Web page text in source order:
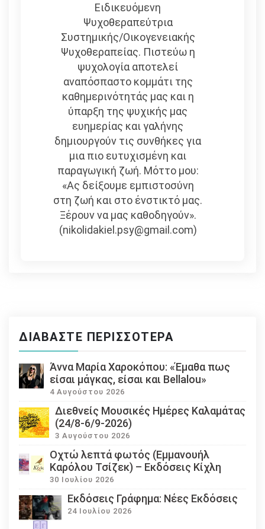
Eιδικευόμενη
Ψυχοθεραπεύτρια
Συστημικής/Οικογενειακής
Ψυχοθεραπείας. Πιστεύω η
ψυχολογία αποτελεί
αναπόσπαστο κομμάτι της
καθημερινότητάς μας και η
ύπαρξη της ψυχικής μας
ευημερίας και γαλήνης
δημιουργούν τις συνθήκες για
μια πιο ευτυχισμένη και
παραγωγική ζωή. Μόττο μου:
«Ας δείξουμε εμπιστοσύνη
στη ζωή και στο ένστικτό μας.
Ξέρουν να μας καθοδηγούν».
(nikolidakiel.psy@gmail.com)
ΔΙΑΒΆΣΤΕ ΠΕΡΙΣΣΌΤΕΡΑ
Άννα Μαρία Χαροκόπου: «Έμαθα πως
είσαι μάγκας, είσαι και Bellalou»
4 Αυγούστου 2026
Διεθνείς Μουσικές Ημέρες Καλαμάτας
(24/8-6/9-2026)
3 Αυγούστου 2026
Οχτώ λεπτά φωτός (Εμμανουήλ
Καρόλου Τσίζεκ) – Εκδόσεις Κίχλη
30 Ιουλίου 2026
Εκδόσεις Γράφημα: Νέες Εκδόσεις
24 Ιουλίου 2026